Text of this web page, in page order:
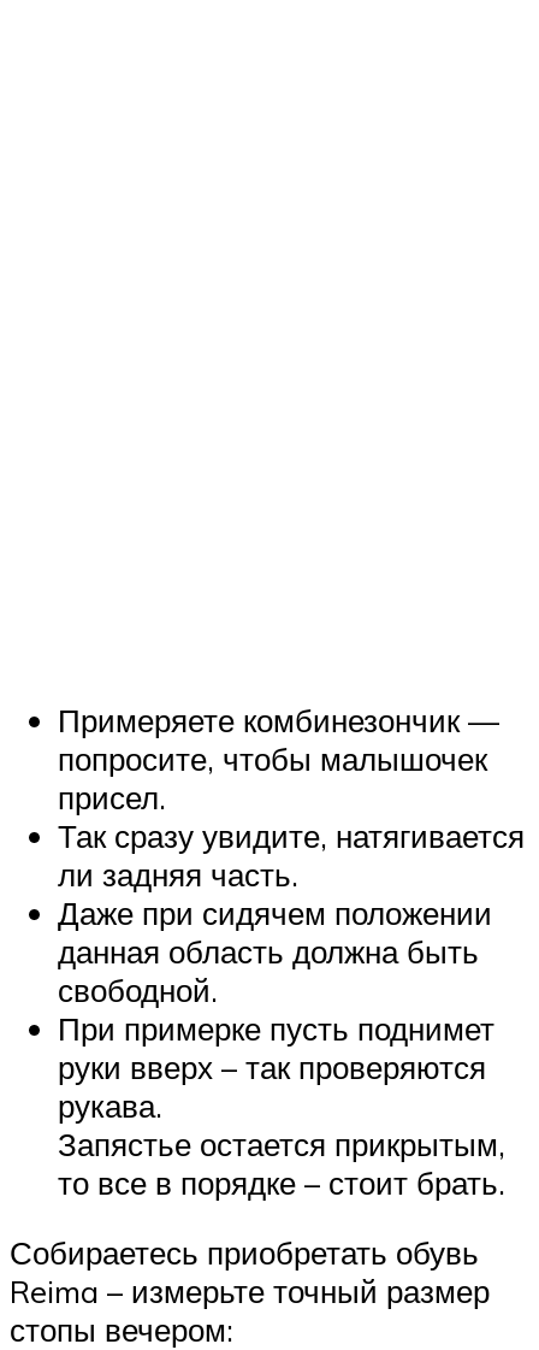
Примеряете комбинезончик —
попросите, чтобы малышочек
присел.
Так сразу увидите, натягивается
ли задняя часть.
Даже при сидячем положении
данная область должна быть
свободной.
При примерке пусть поднимет
руки вверх – так проверяются
рукава.
Запястье остается прикрытым,
то все в порядке – стоит брать.
Собираетесь приобретать обувь
Reima – измерьте точный размер
стопы вечером: